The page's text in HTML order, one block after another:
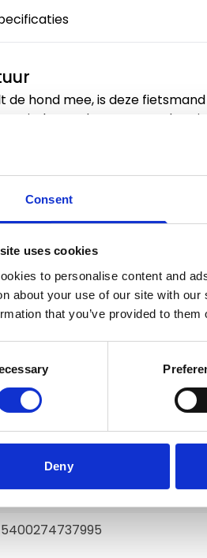
Consent
uses cookies
to personalise content and
about your use of our site with
that you’ve provided to
Deny
de hond mee, is deze
u aan het stuur en deze is
kan springen.
45 x 30 x 49 cm. Deze mand
12 kg. Let op: deze mand
68590
5400274737995